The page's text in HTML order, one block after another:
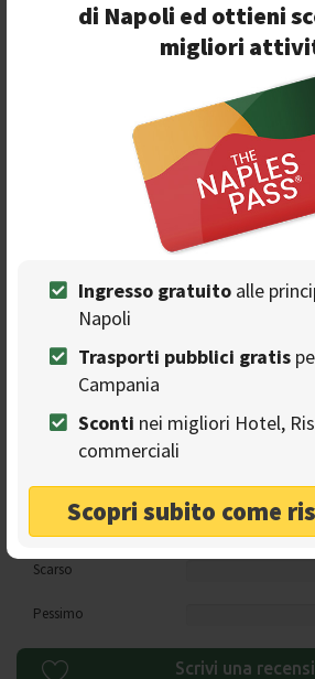
di Napoli ed ottieni
migliori
Ingresso gratuito alle
Napoli
Trasporti pubblici gratis
Campania
Sconti nei migliori Hotel,
commerciali
Scopri subito come
Leggi di più >
Eccellente
Nella media
Scarso
Pessimo
Scrivi una